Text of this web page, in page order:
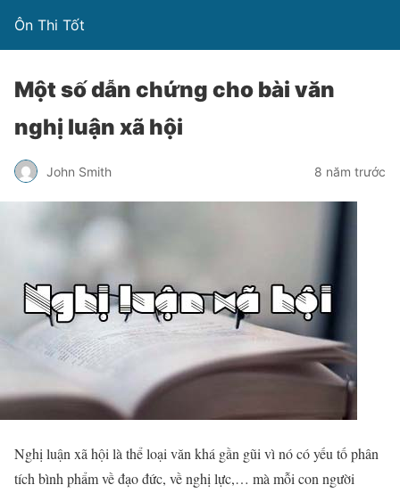
Ôn Thi Tốt
Một số dẫn chứng cho bài văn
nghị luận xã hội
John Smith 8 năm trước
Nghị luận xã hội là thể loại văn khá gần gũi vì nó có yếu tố phân
tích bình phẩm về đạo đức, về nghị lực,… mà mỗi con người